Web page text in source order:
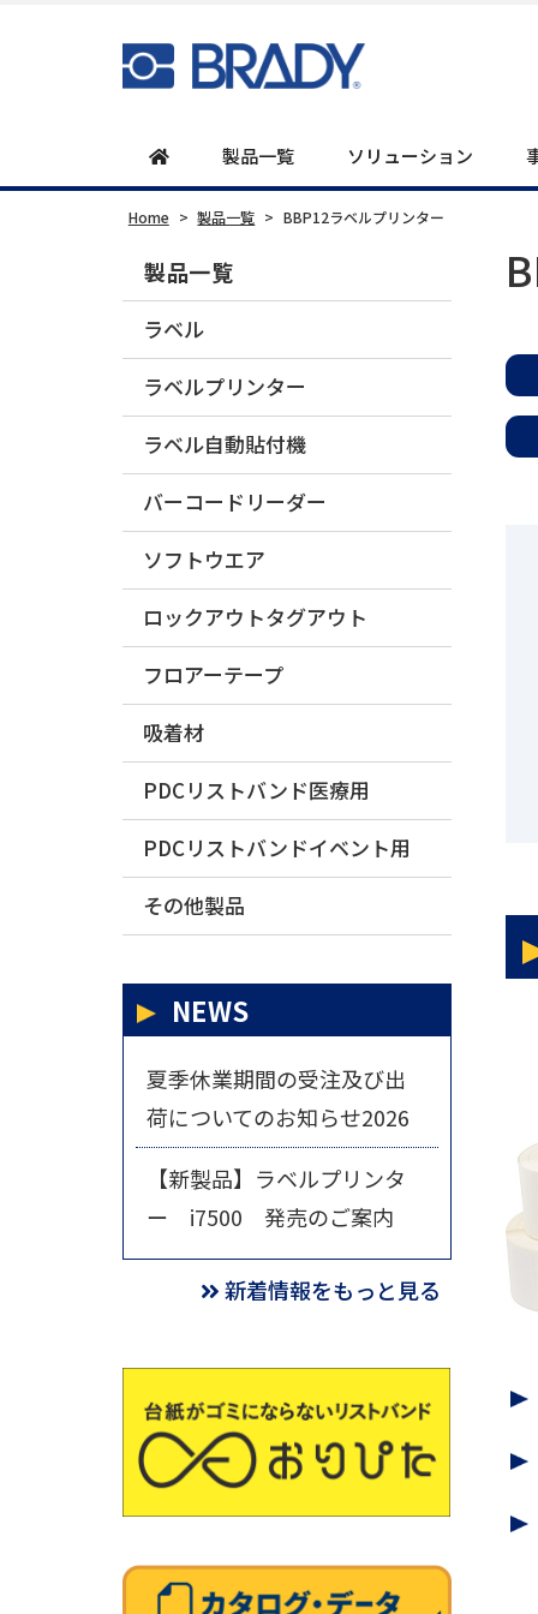
製品一覧 ソリューション
Home > 製品一覧 > BBP12ラベルプリンター
製品一覧
ラベル
ラベルプリンター
ラベル自動貼付機
バーコードリーダー
ソフトウエア
ロックアウトタグアウト
フロアーテープ
吸着材
PDCリストバンド医療用
PDCリストバンドイベント用
その他製品
NEWS
夏季休業期間の受注及び出
荷についてのお知らせ2026
【新製品】ラベルプリンタ
ー i7500 発売のご案内
新着情報をもっと見る